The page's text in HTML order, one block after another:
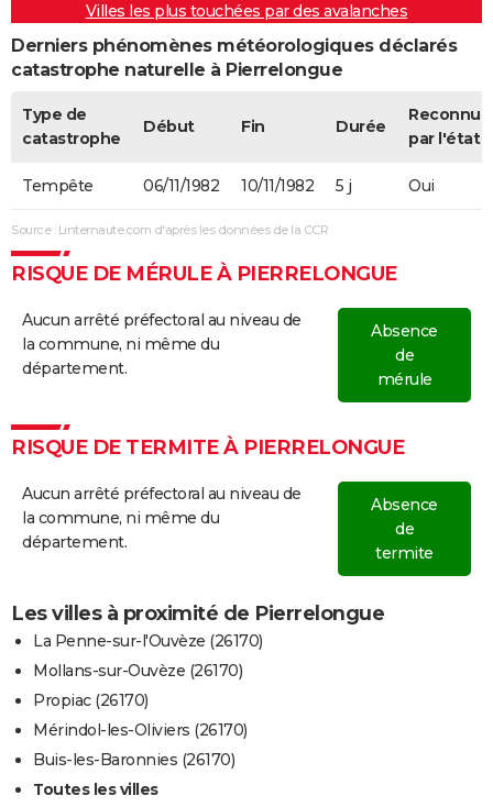
Villes les plus touchées par des avalanches
Derniers phénomènes météorologiques déclarés
catastrophe naturelle à Pierrelongue
Type de
catastrophe
Début Fin Durée
Reconnue
par l'état
Tempête 06/11/1982 10/11/1982 5 j Oui
Source : Linternaute.com d'après les données de la CCR
RISQUE DE MÉRULE À PIERRELONGUE
Aucun arrêté préfectoral au niveau de
la commune, ni même du
département.
Absence
de
mérule
RISQUE DE TERMITE À PIERRELONGUE
Aucun arrêté préfectoral au niveau de
la commune, ni même du
département.
Absence
de
termite
Les villes à proximité de Pierrelongue
La Penne-sur-l'Ouvèze (26170)
Mollans-sur-Ouvèze (26170)
Propiac (26170)
Mérindol-les-Oliviers (26170)
Buis-les-Baronnies (26170)
Toutes les villes